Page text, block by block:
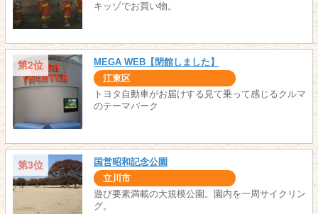
キッゾでお買い物。
第2位 MEGA WEB【閉館しました】
江東区
トヨタ自動車がお届けする見て乗って感じるクルマ
のテーマパーク
第3位 国営昭和記念公園
立川市
遊び要素満載の大規模公園。園内を一周サイクリン
グ。